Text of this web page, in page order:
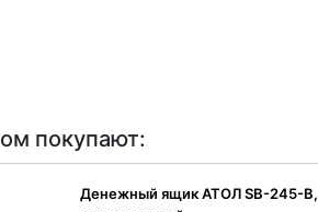
покупают:
Денежный ящик АТОЛ SB-245-B,